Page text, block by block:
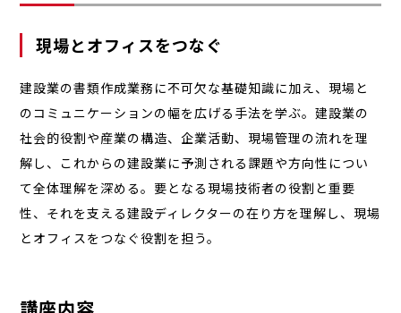
現場とオフィスをつなぐ
建設業の書類作成業務に不可欠な基礎知識に加え、現場と
のコミュニケーションの幅を広げる手法を学ぶ。建設業の
社会的役割や産業の構造、企業活動、現場管理の流れを理
解し、これからの建設業に予測される課題や方向性につい
て全体理解を深める。要となる現場技術者の役割と重要
性、それを支える建設ディレクターの在り方を理解し、現場
とオフィスをつなぐ役割を担う。